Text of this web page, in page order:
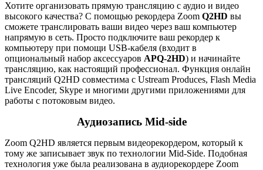
Хотите организовать прямую трансляцию с аудио и видео
высокого качества? С помощью рекордера Zoom Q2HD вы
сможете транслировать ваши видео через ваш компьютер
напрямую в сеть. Просто подключите ваш рекордер к
компьютеру при помощи USB-кабеля (входит в
опциональный набор аксессуаров APQ-2HD) и начинайте
трансляцию, как настоящий профессионал. Функция онлайн
трансляций Q2HD совместима с Ustream Produces, Flash Media
Live Encoder, Skype и многими другими приложениями для
работы с потоковым видео.
Аудиозапись Mid-side
Zoom Q2HD является первым видеорекордером, который к
тому же записывает звук по технологии Mid-Side. Подобная
технология уже была реализована в аудиорекордере Zoom